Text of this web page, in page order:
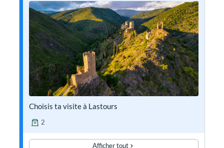
Choisis ta visite à Lastours
2
Afficher tout